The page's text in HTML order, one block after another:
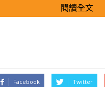
閱讀全文
Facebook Twitter